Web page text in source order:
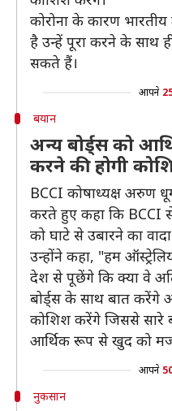
कोरोना के कारण
है उन्हें पूरा करने के साथ
सकते हैं।
आपने
बयान
अन्य बोर्ड्स को
करने की होगी
BCCI कोषाध्यक्ष अरुण
करते हुए कहा कि BCCI
को घाटे से उबारने का
उन्होंने कहा, "हम
देश से पूछेंगे कि क्या वे
बोर्ड्स के साथ बात करेंगे
कोशिश करेंगे जिससे सारे
आर्थिक रूप से खुद को
आपने
नुकसान